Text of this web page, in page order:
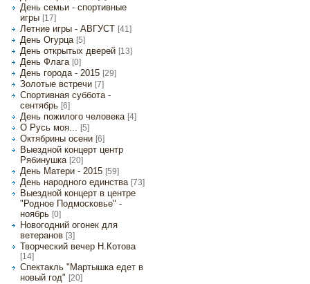
День семьи - спортивные
игры [17]
Летние игры - АВГУСТ [41]
День Огурца [5]
День открытых дверей [13]
День Флага [0]
День города - 2015 [29]
Золотые встречи [7]
Спортивная суббота -
сентябрь [6]
День пожилого человека [4]
О Русь моя... [5]
Октябрины осени [6]
Выездной концерт центр
Рябинушка [20]
День Матери - 2015 [59]
День народного единства [73]
Выездной концерт в центре
"Родное Подмосковье" -
ноябрь [0]
Новогодний огонек для
ветеранов [3]
Творческий вечер Н.Котова
[14]
Спектакль "Мартышка едет в
новый год" [20]